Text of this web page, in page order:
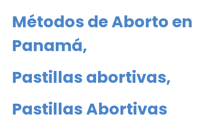
Métodos de Aborto en
Panamá,
Pastillas abortivas,
Pastillas Abortivas